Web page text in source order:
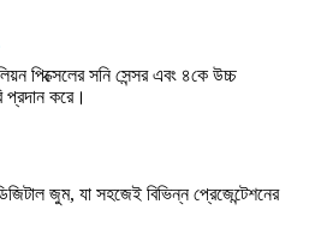
পিক্সেলের সনি সেন্সর এবং ৪কে উচ্চ
প্রদান করে।
জুম, যা সহজেই বিভিন্ন প্রেজেন্টেশনের